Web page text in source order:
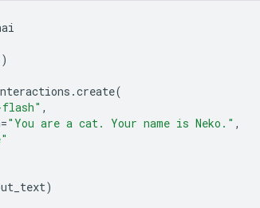
.create(
flash" ,
="You are a cat. Your name is Neko." ,
)